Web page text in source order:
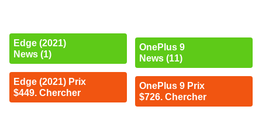
Edge (2021)
News (1)
Edge (2021) Prix
$449. Chercher
OnePlus 9
News (11)
OnePlus 9 Prix
$726. Chercher